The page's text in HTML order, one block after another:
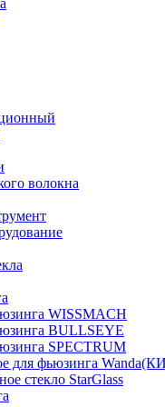
волокна
WISSMACH
BULLSEYE
SPECTRUM
для фьюзинга
стекло StarGlass